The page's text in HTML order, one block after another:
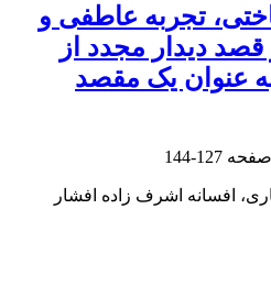
تجربه عاطفی و
دیدار مجدد از
عنوان یک مقصد
127-144
افسانه اشرف زاده افشار